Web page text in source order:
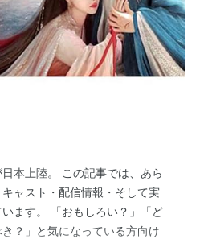
本上陸。 この記事では、あら
ャスト・配信情報・そして実
ます。 「おもしろい？」「ど
？」と気になっている方向け